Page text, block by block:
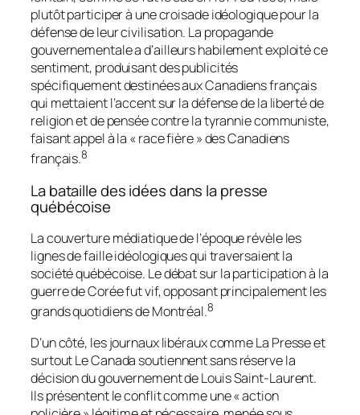
plutôt participer à une croisade idéologique pour la
défense de leur civilisation. La propagande
gouvernementale a d’ailleurs habilement exploité ce
sentiment, produisant des publicités
spécifiquement destinées aux Canadiens français
qui mettaient l’accent sur la défense de la liberté de
religion et de pensée contre la tyrannie communiste,
faisant appel à la « race fière » des Canadiens
français.8
La bataille des idées dans la presse
québécoise
La couverture médiatique de l’époque révèle les
lignes de faille idéologiques qui traversaient la
société québécoise. Le débat sur la participation à la
guerre de Corée fut vif, opposant principalement les
grands quotidiens de Montréal.8
D’un côté, les journaux libéraux commeLa Presseet
surtoutLe Canada soutiennent sans réserve la
décision du gouvernement de Louis Saint-Laurent.
Ils présentent le conflit comme une « action